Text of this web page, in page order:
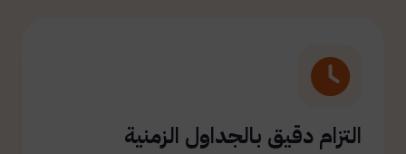
التزام دقيق بالجداول الزمنية